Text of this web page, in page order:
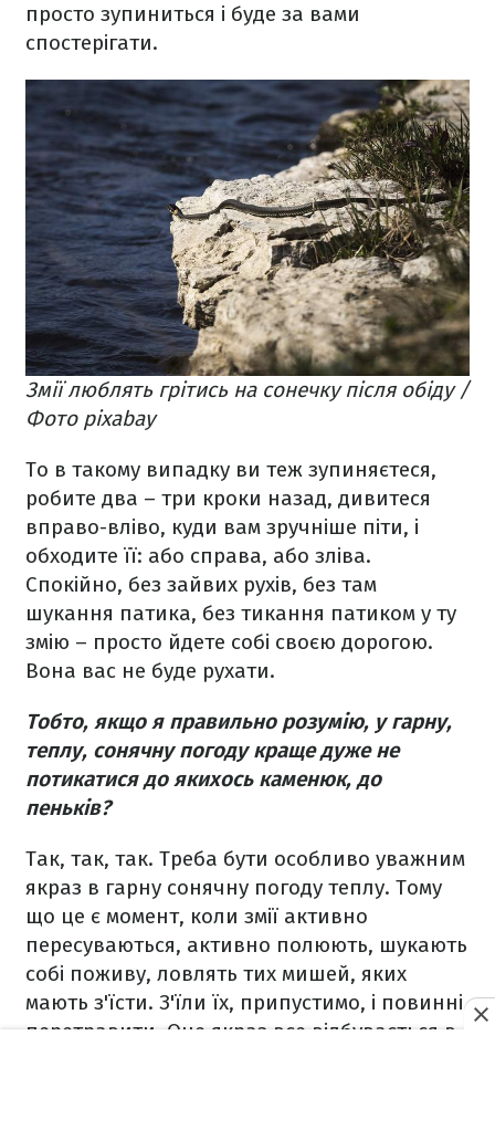
просто зупиниться і буде за вами
спостерігати.
Змії люблять грітись на сонечку після обіду /
Фото pixabay
То в такому випадку ви теж зупиняєтеся,
робите два – три кроки назад, дивитеся
вправо-вліво, куди вам зручніше піти, і
обходите її: або справа, або зліва.
Спокійно, без зайвих рухів, без там
шукання патика, без тикання патиком у ту
змію – просто йдете собі своєю дорогою.
Вона вас не буде рухати.
Тобто, якщо я правильно розумію, у гарну,
теплу, сонячну погоду краще дуже не
потикатися до якихось каменюк, до
пеньків?
Так, так, так. Треба бути особливо уважним
якраз в гарну сонячну погоду теплу. Тому
що це є момент, коли змії активно
пересуваються, активно полюють, шукають
собі поживу, ловлять тих мишей, яких
мають з'їсти. З'їли їх, припустимо, і повинні
перетравити. Оце якраз все відбувається в